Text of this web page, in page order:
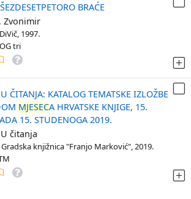
BRAĆE
Zvonimir
1997.
tri
ČITANJA: KATALOG TEMATSKE IZLOŽBE
MJESECA HRVATSKE KNJIGE, 15.
15. STUDENOGA 2019.
čitanja
Gradska knjižnica "Franjo Marković", 2019.